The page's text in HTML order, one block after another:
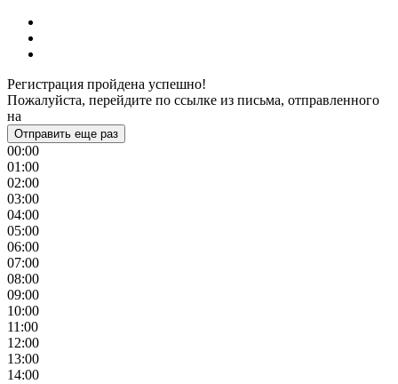
Регистрация пройдена успешно!
Пожалуйста, перейдите по ссылке из письма, отправленного
на
Отправить еще раз
00:00
01:00
02:00
03:00
04:00
05:00
06:00
07:00
08:00
09:00
10:00
11:00
12:00
13:00
14:00